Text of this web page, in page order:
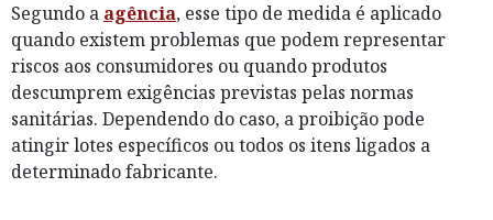
Segundo a agência, esse tipo de medida é aplicado
quando existem problemas que podem representar
riscos aos consumidores ou quando produtos
descumprem exigências previstas pelas normas
sanitárias. Dependendo do caso, a proibição pode
atingir lotes específicos ou todos os itens ligados a
determinado fabricante.